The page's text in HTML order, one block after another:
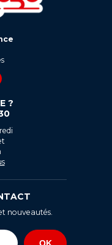
?
nouveautés.